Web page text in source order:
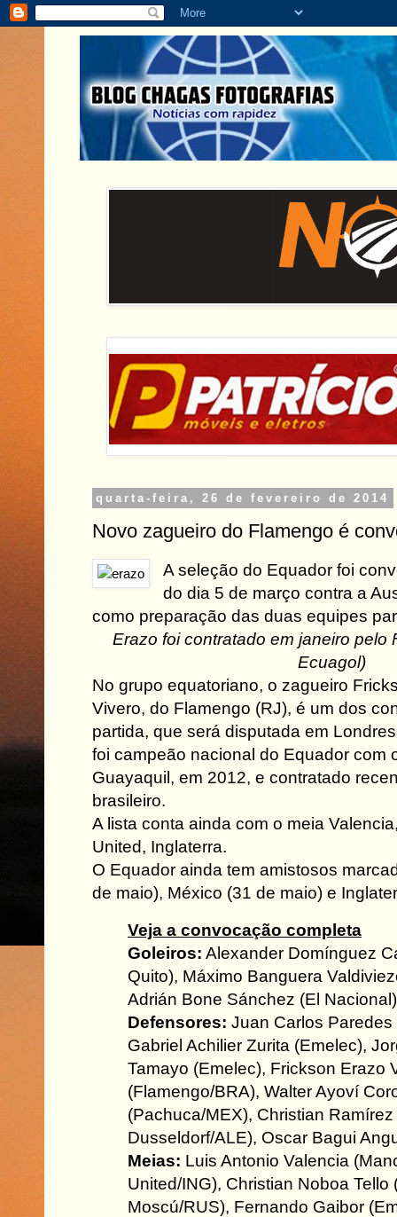
quarta-feira, 26 de fevereiro de 2014
Novo zagueiro do Flamengo é
A seleção do Equador foi
do dia 5 de março contra a
como preparação das duas equipes
Erazo foi contratado em janeiro pelo
Ecuagol)
No grupo equatoriano, o zagueiro
Vivero, do Flamengo (RJ), é um dos
partida, que será disputada em
foi campeão nacional do Equador com
Guayaquil, em 2012, e contratado
brasileiro.
A lista conta ainda com o meia
United, Inglaterra.
O Equador ainda tem amistosos
de maio), México (31 de maio) e
Veja a convocação completa
Goleiros: Alexander Domínguez
Quito), Máximo Banguera
Adrián Bone Sánchez (El Nacional)
Defensores: Juan Carlos Paredes
Gabriel Achilier Zurita (Emelec),
Tamayo (Emelec), Frickson Erazo
(Flamengo/BRA), Walter Ayoví
(Pachuca/MEX), Christian
Dusseldorf/ALE), Oscar Bagui
Meias: Luis Antonio Valencia
United/ING), Christian Noboa Tello
Moscú/RUS), Fernando Gaibor